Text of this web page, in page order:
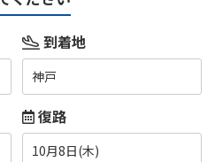
到着地
神戸
復路
10月8日(木)